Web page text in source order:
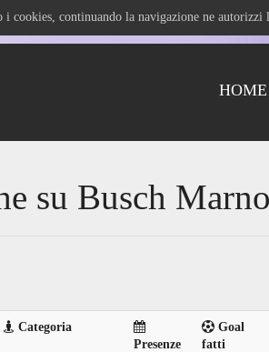
cookies, continuando la navigazione ne
HOME
su Busch
Categoria
Presenze
Goal
fatti